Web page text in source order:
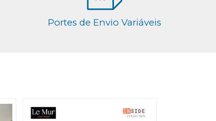
Portes de Envio Variáveis